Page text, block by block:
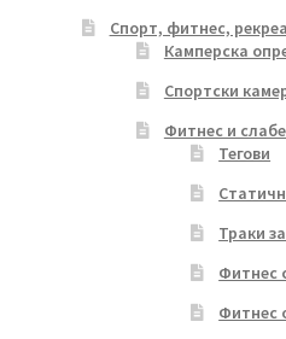
Спорт, фитнес,
Камперска
Спортски
Фитнес и
Тегови
Траки
Фитнес
Фитнес